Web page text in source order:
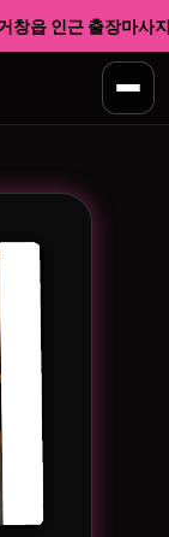
창읍 인근 출장마사지